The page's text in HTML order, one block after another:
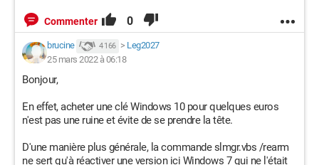
Commenter 0
brucine 4 166 > Leg2027
25 mars 2022 à 06:18
Bonjour,
En effet, acheter une clé Windows 10 pour quelques euros
n'est pas une ruine et évite de se prendre la tête.
D'une manière plus générale, la commande slmgr.vbs /rearm
ne sert qu'à réactiver une version ici Windows 7 qui ne l'était